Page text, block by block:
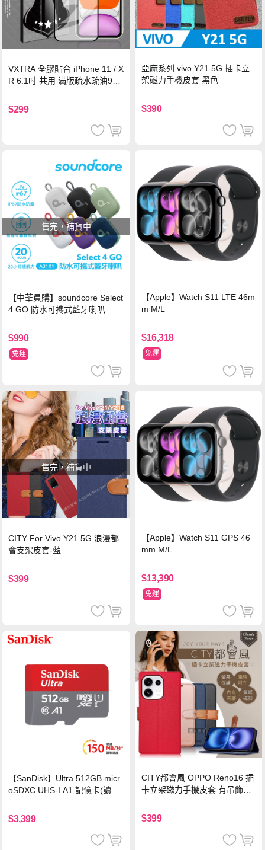
VXTRA 全膠貼合 iPhone 11 / X
R 6.1吋 共用 滿版疏水疏油9H
$299
亞麻系列 vivo Y21 5G 插卡立
架磁力手機皮套 黑色
$390
售完，補貨中
【中華員購】soundcore Select
4 GO 防水可攜式藍牙喇叭
$990
免運
【Apple】Watch S11 LTE 46m
m M/L
$16,318
免運
售完，補貨中
CITY For Vivo Y21 5G 浪漫都
會支架皮套-藍
$399
【Apple】Watch S11 GPS 46
mm M/L
$13,390
免運
【SanDisk】Ultra 512GB micr
oSDXC UHS-I A1 記憶卡(讀取
$3,399
CITY都會風 OPPO Reno16 插
卡立架磁力手機皮套 有吊飾孔
$399